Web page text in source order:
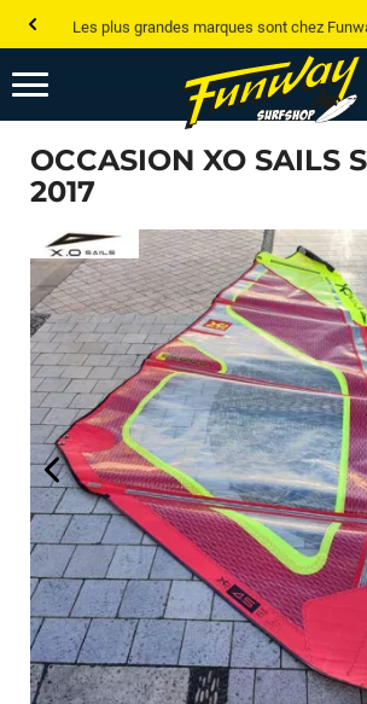
Les plus grandes marques sont chez
Jusqu’à -75% de remise sur le windsurf,
💰 Meilleur prix garanti — Moins cher
Besoin de conseils de pro ? Appelle nous !
OCCASION XO SAILS
2017